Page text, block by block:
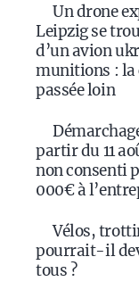
Un drone
Leipzig se
d’un avion
munitions : la
passée loin
partir du 11
non consenti
000€ à
Vélos,
pourrait-il
tous ?